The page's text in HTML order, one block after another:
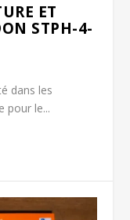
ET
STPH-4-
dans les
pour le...